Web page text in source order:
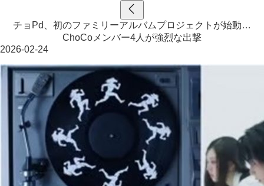
チョPd、初のファミリーアルバムプロジェクトが始動…
ChoCoメンバー4人が強烈な出撃
2026-02-24